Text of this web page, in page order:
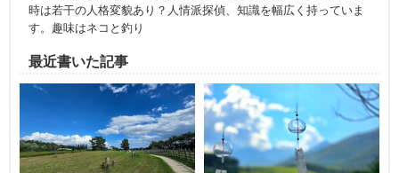
時は若干の人格変貌あり？人情派探偵、知識を幅広く持っていま
す。趣味はネコと釣り
最近書いた記事